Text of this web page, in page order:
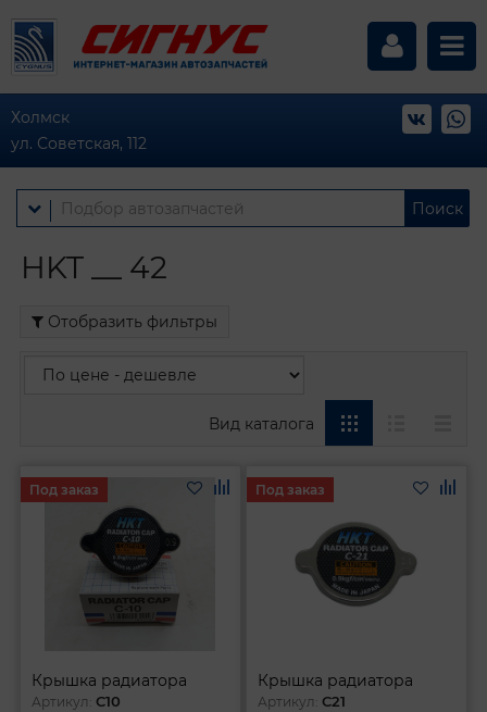
Холмск
ул. Советская, 112
Поиск
HKT __ 42
Отобразить фильтры
Вид каталога
Крышка радиатора
Артикул:C10
Под заказ
Крышка радиатора
Артикул:C21
Под заказ